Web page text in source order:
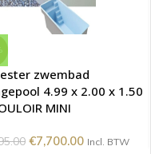
zwembad
4.99 x 2.00 x 1.50
MINI
€7,700.00 Incl. BTW